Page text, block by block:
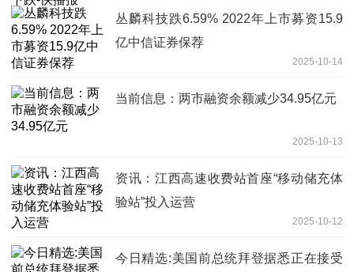
丛麟科技跌6.59% 2022年上市募资15.9
亿中信证券保荐
2025-10-14
当前信息：两市融资余额减少34.95亿元
2025-10-13
资讯：江西高速收费站首座“移动储充体
验站”投入运营
2025-10-12
今日精选:美国前总统拜登据悉正在接受